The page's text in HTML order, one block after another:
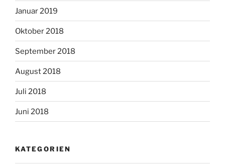
Januar 2019
Oktober 2018
September 2018
August 2018
Juli 2018
Juni 2018
KATEGORIEN